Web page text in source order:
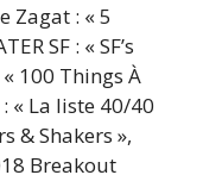
Zagat : « 5
SF : « SF’s
100 Things À
« La liste 40/40
& Shakers »,
Breakout